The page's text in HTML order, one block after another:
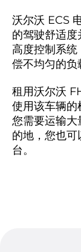
沃尔沃 ECS
的驾驶舒适
高度控制系统
偿不均匀的负
租用沃尔沃
使用该车辆的
您需要运输大
的地，您也
台。